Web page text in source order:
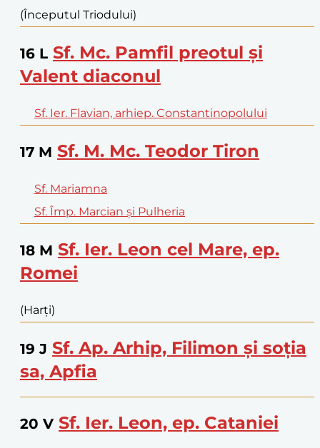
(Începutul Triodului)
16 L Sf. Mc. Pamfil preotul și
Valent diaconul
Sf. Ier. Flavian, arhiep. Constantinopolului
17 M Sf. M. Mc. Teodor Tiron
Sf. Mariamna
Sf. Împ. Marcian și Pulheria
18 M Sf. Ier. Leon cel Mare, ep.
Romei
(Harți)
19 J Sf. Ap. Arhip, Filimon și soția
sa, Apfia
20 V Sf. Ier. Leon, ep. Cataniei